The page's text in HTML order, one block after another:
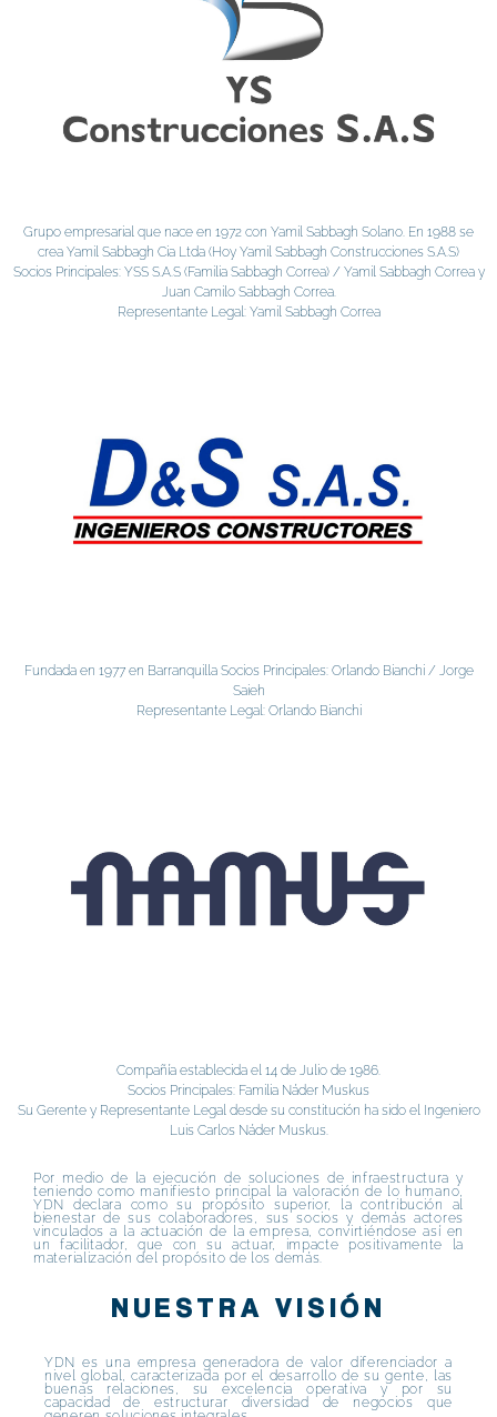
Grupo empresarial que nace en 1972 con Yamil Sabbagh Solano. En 1988 se
crea Yamil Sabbagh Cia Ltda (Hoy Yamil Sabbagh Construcciones S.A.S)
Socios Principales: YSS S.A.S (Familia Sabbagh Correa) / Yamil Sabbagh Correa y
Juan Camilo Sabbagh Correa.
Representante Legal: Yamil Sabbagh Correa
Fundada en 1977 en Barranquilla Socios Principales: Orlando Bianchi / Jorge
Saieh
Representante Legal: Orlando Bianchi
Compañía establecida el 14 de Julio de 1986.
Socios Principales: Familia Náder Muskus
Su Gerente y Representante Legal desde su constitución ha sido el Ingeniero
Luis Carlos Náder Muskus.
Por medio de la ejecución de soluciones de infraestructura y
teniendo como manifiesto principal la valoración de lo humano,
YDN declara como su propósito superior, la contribución al
bienestar de sus colaboradores, sus socios y demás actores
vinculados a la actuación de la empresa, convirtiéndose así en
un facilitador, que con su actuar, impacte positivamente la
materialización del propósito de los demás.
NUESTRA VISIÓN
YDN es una empresa generadora de valor diferenciador a
nivel global, caracterizada por el desarrollo de su gente, las
buenas relaciones, su excelencia operativa y por su
capacidad de estructurar diversidad de negocios que